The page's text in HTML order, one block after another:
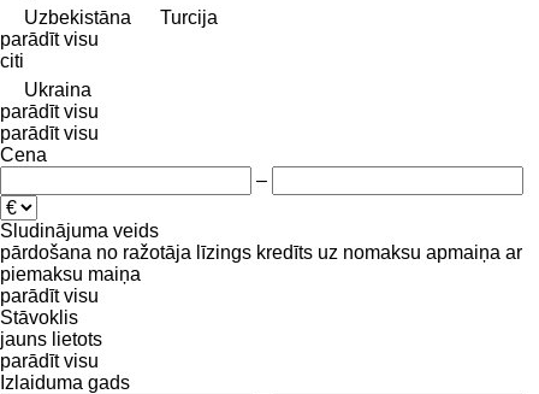
Uzbekistāna
Turcija
parādīt visu
citi
Ukraina
parādīt visu
parādīt visu
Cena
–
Sludinājuma veids
pārdošana no ražotāja līzings kredīts uz nomaksu apmaiņa ar
piemaksu maiņa
parādīt visu
Stāvoklis
jauns lietots
parādīt visu
Izlaiduma gads